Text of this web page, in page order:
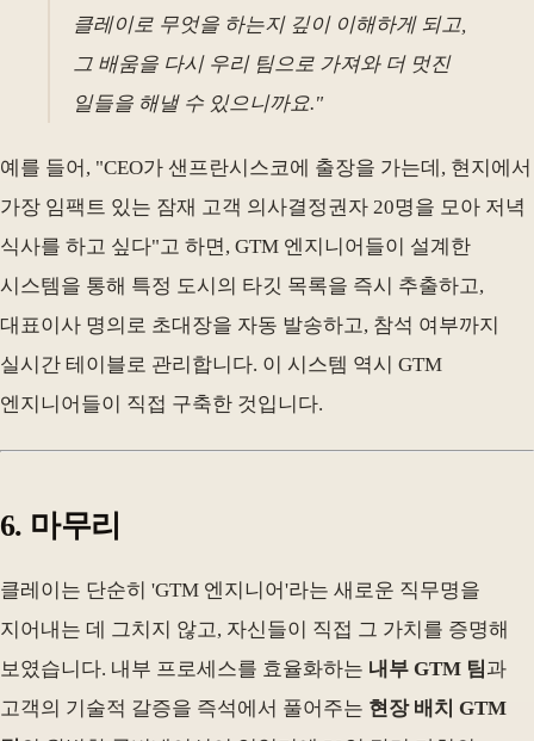
클레이로 무엇을 하는지 깊이 이해하게 되고,
그 배움을 다시 우리 팀으로 가져와 더 멋진
일들을 해낼 수 있으니까요."
예를 들어, "CEO가 샌프란시스코에 출장을 가는데, 현지에서
가장 임팩트 있는 잠재 고객 의사결정권자 20명을 모아 저녁
식사를 하고 싶다"고 하면, GTM 엔지니어들이 설계한
시스템을 통해 특정 도시의 타깃 목록을 즉시 추출하고,
대표이사 명의로 초대장을 자동 발송하고, 참석 여부까지
실시간 테이블로 관리합니다. 이 시스템 역시 GTM
엔지니어들이 직접 구축한 것입니다.
6. 마무리
클레이는 단순히 'GTM 엔지니어'라는 새로운 직무명을
지어내는 데 그치지 않고, 자신들이 직접 그 가치를 증명해
보였습니다. 내부 프로세스를 효율화하는 내부 GTM 팀과
고객의 기술적 갈증을 즉석에서 풀어주는 현장 배치 GTM